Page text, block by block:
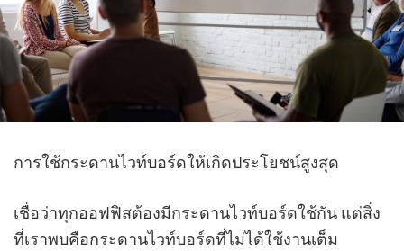
การใช้กระดานไวท์บอร์ดให้เกิดประโยชน์สูงสุด
เชื่อว่าทุกออฟฟิสต้องมีกระดานไวท์บอร์ดใช้กัน แต่สิ่ง
ที่เราพบคือกระดานไวท์บอร์ดที่ไม่ได้ใช้งานเต็ม